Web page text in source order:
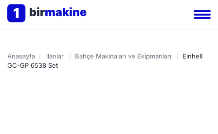
1 birmakine
Anasayfa / İlanlar / Bahçe Makinaları ve Ekipmanları / Einhell
GC-GP 6538 Set